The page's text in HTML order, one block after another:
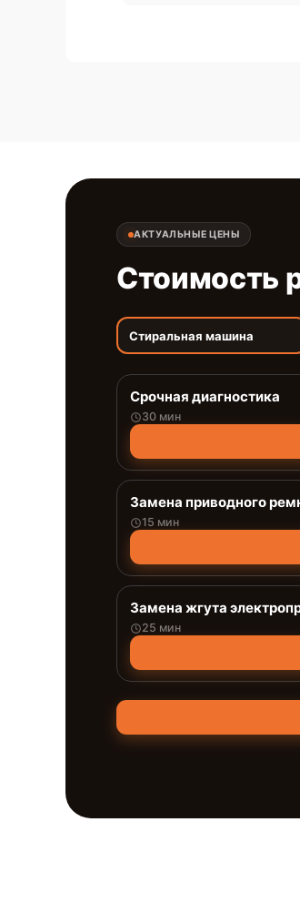
АКТУАЛЬНЫЕ ЦЕНЫ
Стоимость
Стиральная машина
Срочная диагностика
30 мин
Замена приводного
15 мин
Замена жгута
25 мин